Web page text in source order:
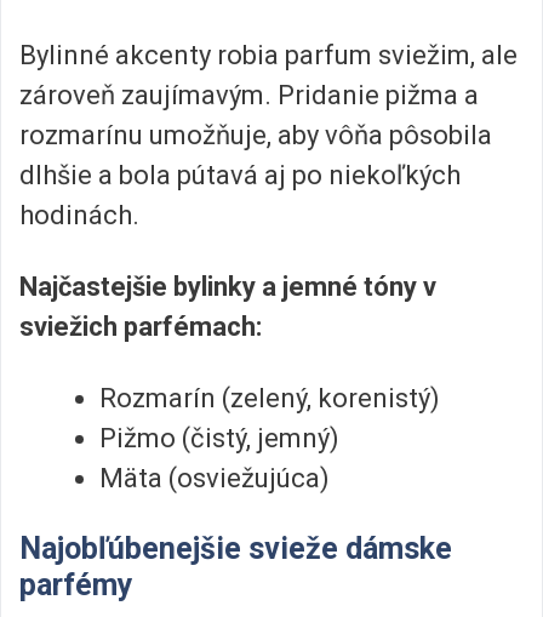
Bylinné akcenty robia parfum sviežim, ale
zároveň zaujímavým. Pridanie pižma a
rozmarínu umožňuje, aby vôňa pôsobila
dlhšie a bola pútavá aj po niekoľkých
hodinách.
Najčastejšie bylinky a jemné tóny v
sviežich parfémach:
Rozmarín (zelený, korenistý)
Pižmo (čistý, jemný)
Mäta (osviežujúca)
Najobľúbenejšie svieže dámske
parfémy